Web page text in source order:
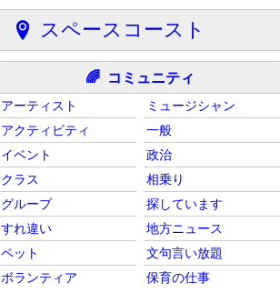
スペースコースト
🌈 コミュニティ
アーティスト
アクティビティ
イベント
クラス
グループ
すれ違い
ペット
ボランティア
ミュージシャン
一般
政治
相乗り
探しています
地方ニュース
文句言い放題
保育の仕事